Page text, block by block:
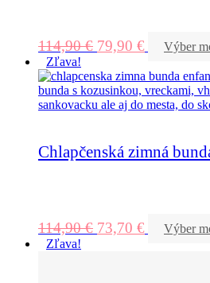
114,90€ 79,90 €
Výber
Zľava!
Chlapčenská zimná
114,90€ 73,70 €
Výber
Zľava!